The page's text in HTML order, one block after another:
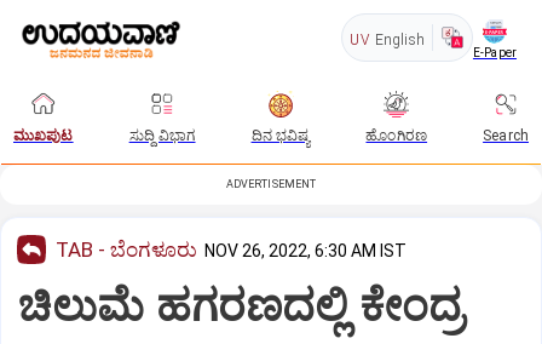
UV English
E-Paper
ಮುಖಪುಟ ಸುದ್ದಿ ವಿಭಾಗ ದಿನ ಭವಿಷ್ಯ ಹೊಂಗಿರಣ Search
ADVERTISEMENT
TAB - ಬೆಂಗಳೂರು NOV 26, 2022, 6:30 AM IST
ಚಿಲುಮೆ ಹಗರಣದಲ್ಲಿ ಕೇಂದ್ರ